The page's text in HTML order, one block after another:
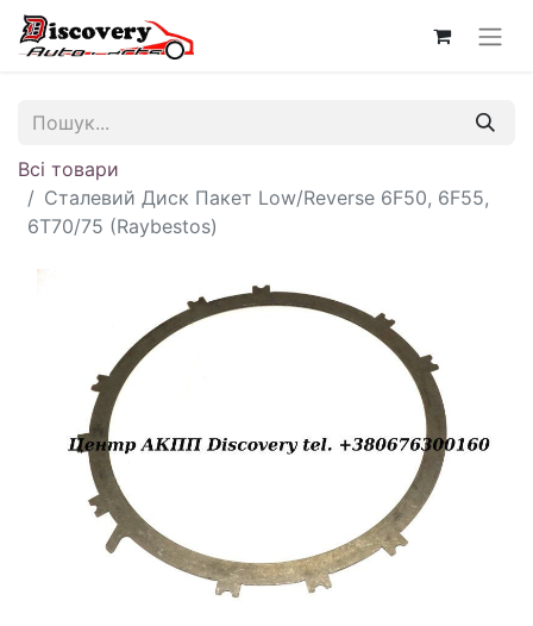
Всі товари
Сталевий Диск Пакет Low/Reverse 6F50, 6F55,
6T70/75 (Raybestos)